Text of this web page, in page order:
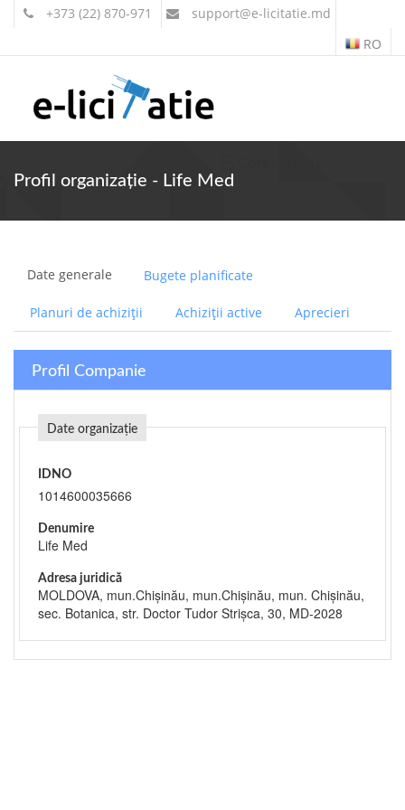
+373 (22) 870-971 support@e-licitatie.md
RO
Profil organizație - Life Med
Date generale Bugete planificate
Planuri de achiziții Achiziții active Aprecieri
Profil Companie
Date organizație
IDNO
1014600035666
Denumire
Life Med
Adresa juridică
MOLDOVA, mun.Chişinău, mun.Chişinău, mun. Chişinău,
sec. Botanica, str. Doctor Tudor Strişca, 30, MD-2028